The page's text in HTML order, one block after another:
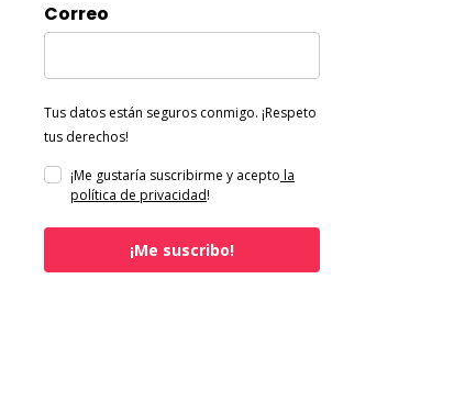
Correo
Tus datos están seguros conmigo. ¡Respeto
tus derechos!
¡Me gustaría suscribirme y acepto la
política de privacidad!
¡Me suscribo!